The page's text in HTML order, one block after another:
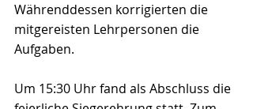
Währenddessen korrigierten die
mitgereisten Lehrpersonen die
Aufgaben.
Um 15:30 Uhr fand als Abschluss die